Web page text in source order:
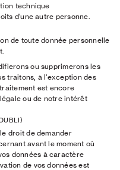
technique
d'une autre personne.
de toute donnée personnelle
ou supprimerons les
traitons, à l'exception des
est encore
ou de notre intérêt
droit de demander
avant le moment où
données à caractère
de vos données est